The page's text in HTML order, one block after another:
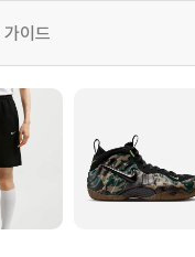
이드